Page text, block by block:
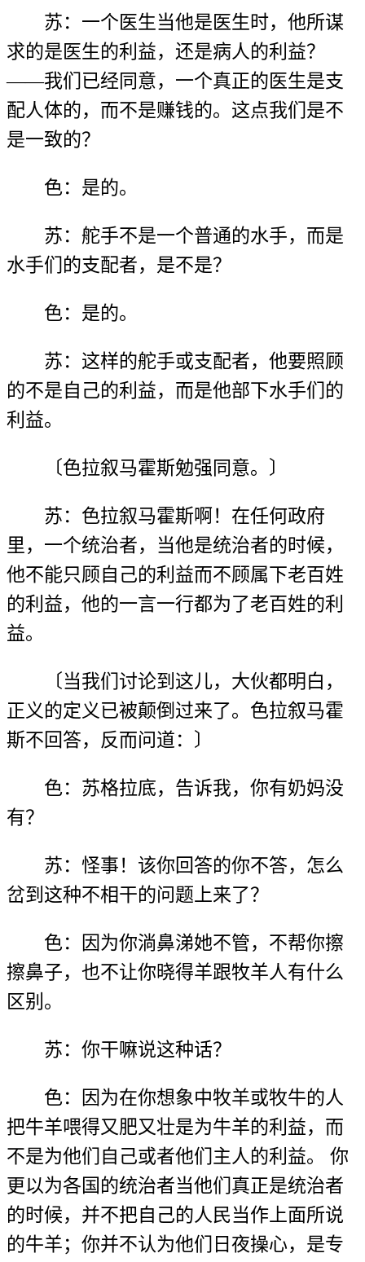
苏：一个医生当他是医生时，他所谋
求的是医生的利益，还是病人的利益？
——我们已经同意，一个真正的医生是支
配人体的，而不是赚钱的。这点我们是不
是一致的？
色：是的。
苏：舵手不是一个普通的水手，而是
水手们的支配者，是不是？
色：是的。
苏：这样的舵手或支配者，他要照顾
的不是自己的利益，而是他部下水手们的
利益。
〔色拉叙马霍斯勉强同意。〕
苏：色拉叙马霍斯啊！在任何政府
里，一个统治者，当他是统治者的时候，
他不能只顾自己的利益而不顾属下老百姓
的利益，他的一言一行都为了老百姓的利
益。
〔当我们讨论到这儿，大伙都明白，
正义的定义已被颠倒过来了。色拉叙马霍
斯不回答，反而问道：〕
色：苏格拉底，告诉我，你有奶妈没
有？
苏：怪事！该你回答的你不答，怎么
岔到这种不相干的问题上来了？
色：因为你淌鼻涕她不管，不帮你擦
擦鼻子，也不让你晓得羊跟牧羊人有什么
区别。
苏：你干嘛说这种话？
色：因为在你想象中牧羊或牧牛的人
把牛羊喂得又肥又壮是为牛羊的利益，而
不是为他们自己或者他们主人的利益。 你
更以为各国的统治者当他们真正是统治者
的时候，并不把自己的人民当作上面所说
的牛羊；你并不认为他们日夜操心，是专